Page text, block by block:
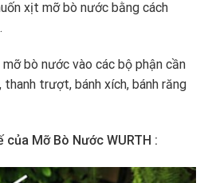
xịt mỡ bò nước bằng cách
bò nước vào các bộ phận cần
thanh trượt, bánh xích, bánh răng
Mỡ Bò Nước WURTH :